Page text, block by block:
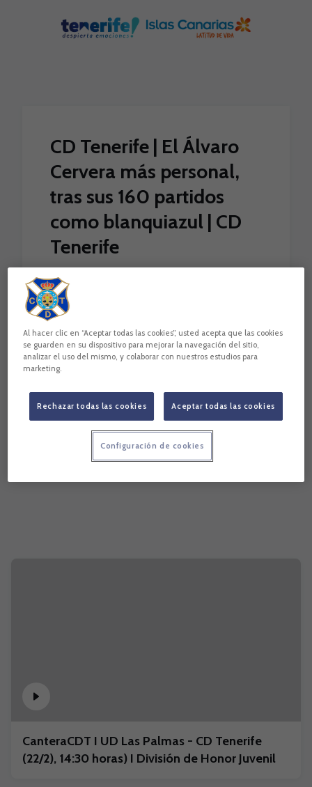
CD Tenerife | El Álvaro
Cervera más personal,
tras sus 160 partidos
como blanquiazul | CD
Tenerife
CanteraCDT I UD Las Palmas - CD Tenerife
(22/2), 14:30 horas) I División de Honor Juvenil
Al hacer clic en “Aceptar todas las cookies”, usted acepta que las cookies
se guarden en su dispositivo para mejorar la navegación del sitio,
analizar el uso del mismo, y colaborar con nuestros estudios para
marketing.
Rechazar todas las cookies Aceptar todas las cookies
Configuración de cookies